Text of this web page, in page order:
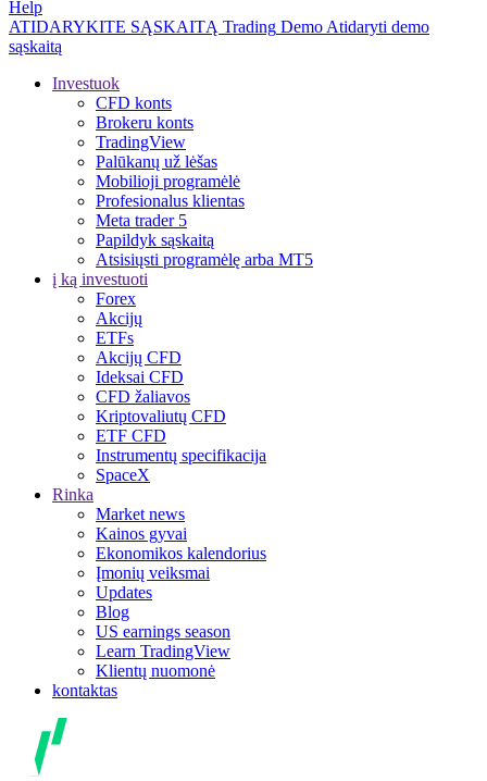
Help
ATIDARYKITE SĄSKAITĄ Trading Demo Atidaryti demo
sąskaitą
Investuok
CFD konts
Brokeru konts
TradingView
Palūkanų už lėšas
Mobilioji programėlė
Profesionalus klientas
Meta trader 5
Papildyk sąskaitą
Atsisiųsti programėlę arba MT5
į ką investuoti
Forex
Akcijų
ETFs
Akcijų CFD
Ideksai CFD
CFD žaliavos
Kriptovaliutų CFD
ETF CFD
Instrumentų specifikacija
SpaceX
Rinka
Market news
Kainos gyvai
Ekonomikos kalendorius
Įmonių veiksmai
Updates
Blog
US earnings season
Learn TradingView
Klientų nuomonė
kontaktas